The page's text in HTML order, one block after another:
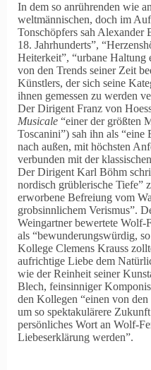
In dem so anrührenden wie
weltmännischen, doch im
Tonschöpfers sah Alexander
18. Jahrhunderts ,
Heiterkeit , urbane Haltung
von den Trends seiner Zeit
Künstlers, der sich seine
ihnen gemessen zu werden
Der Dirigent Franz von
Musicale
einer der größten
Toscanini ) sah ihn als
eine
nach außen, mit höchsten
verbunden mit der
Der Dirigent Karl Böhm
nordisch grüblerische Tiefe
erworbene Befreiung vom
grobsinnlichem Verismus .
Weingartner bewertete Wolf-
als
bewunderungswürdig,
Kollege Clemens Krauss
aufrichtige Liebe dem
wie der Reinheit seiner
Blech, feinsinniger
den Kollegen
einen von
um so spektakulärere
persönliches Wort an Wolf-
Liebeserklärung werden .